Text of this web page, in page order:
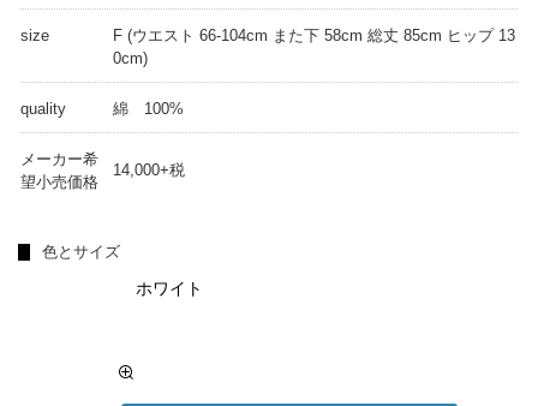
size
F (ウエスト 66-104cm また下 58cm 総丈 85cm ヒップ 13
0cm)
quality 綿 100%
メーカー希
望小売価格
14,000+税
色とサイズ
ホワイト